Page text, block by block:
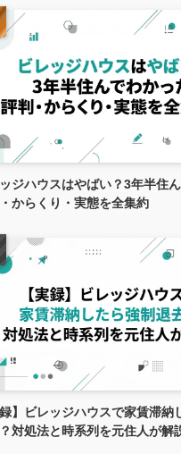
ジハウスはやばい？3年半住
からくり・実態を全集約
録】ビレッジハウスで家賃滞納
対処法と時系列を元住人が解